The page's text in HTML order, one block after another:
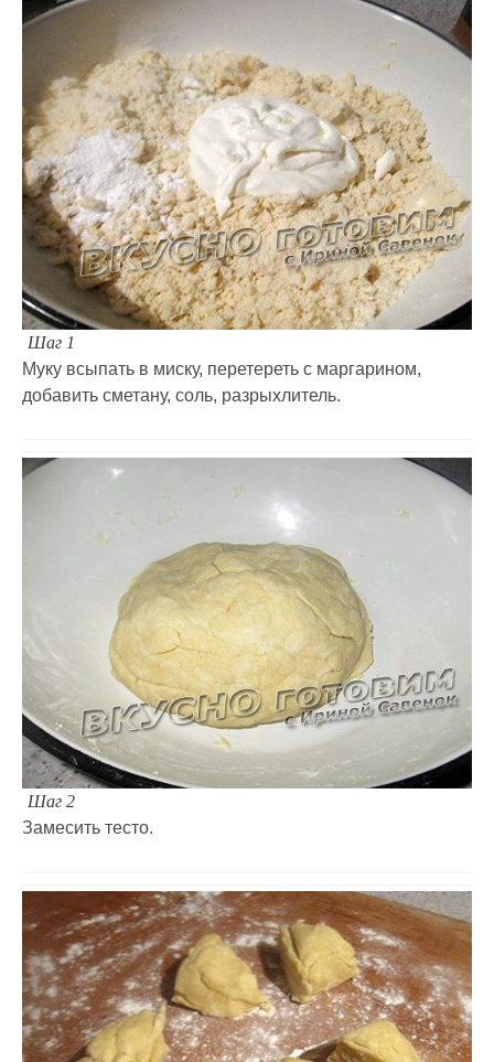
Шаг 1
Муку всыпать в миску, перетереть с маргарином,
добавить сметану, соль, разрыхлитель.
Шаг 2
Замесить тесто.